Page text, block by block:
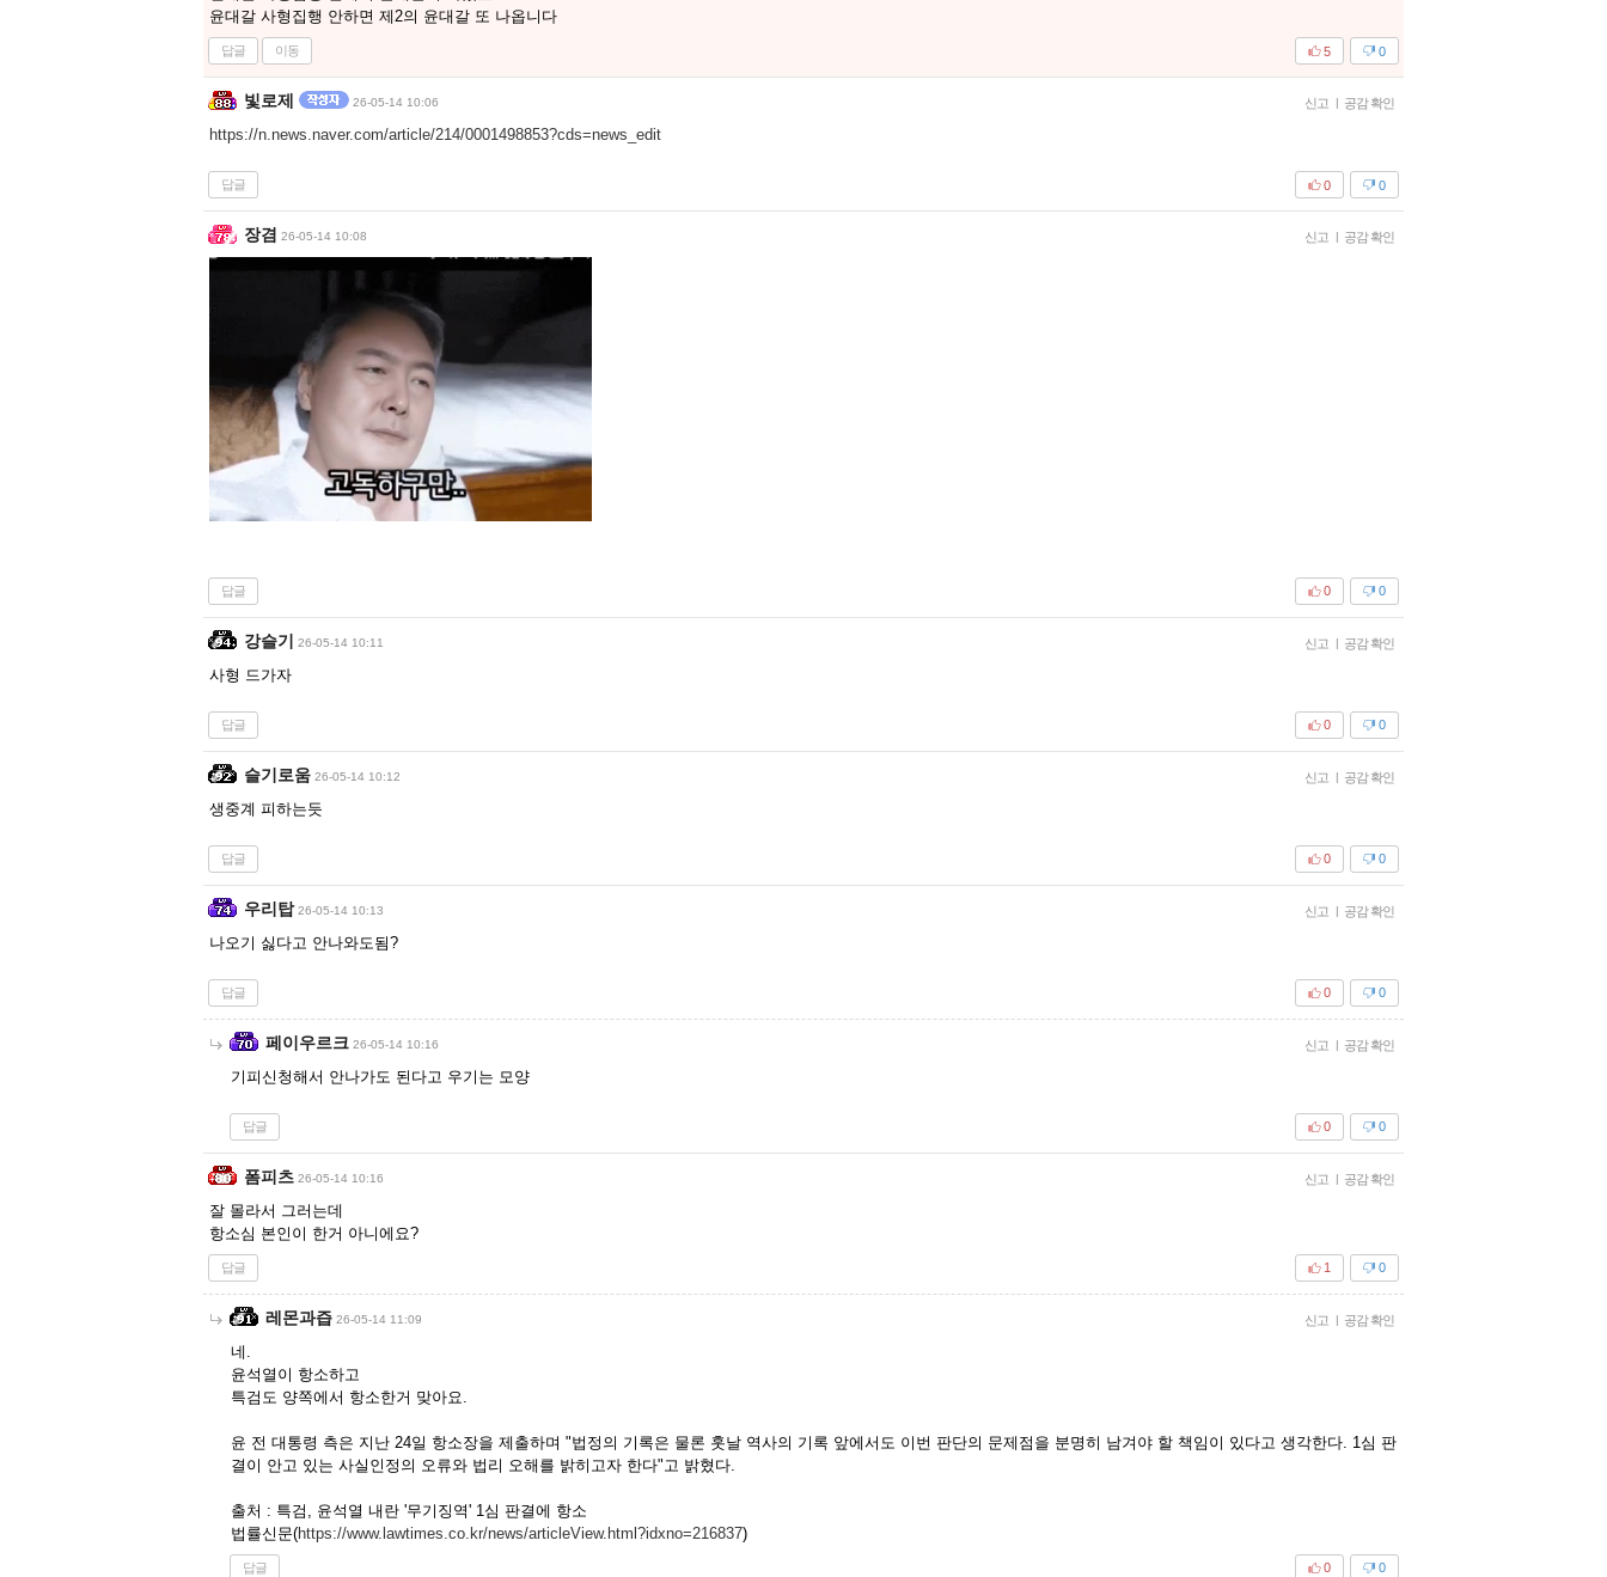
윤대갈 사형집행 안하면 제2의 윤대갈 또 나옵니다
답글 이동 0
5
빛로제 26-05-14 10:06 신고 | 공감 확인
https://n.news.naver.com/article/214/0001498853?cds=news_edit
답글 0
0
장겸 26-05-14 10:08 신고 | 공감 확인
답글 0
0
강슬기 26-05-14 10:11 신고 | 공감 확인
사형 드가자
답글 0
0
슬기로움 26-05-14 10:12 신고 | 공감 확인
생중계 피하는듯
답글 0
0
우리탑 26-05-14 10:13 신고 | 공감 확인
나오기 싫다고 안나와도됨?
답글 0
0
페이우르크 26-05-14 10:16 신고 | 공감 확인
기피신청해서 안나가도 된다고 우기는 모양
답글 0
0
폼피츠 26-05-14 10:16 신고 | 공감 확인
잘 몰라서 그러는데
항소심 본인이 한거 아니에요?
답글 0
1
레몬과즙 26-05-14 11:09 신고 | 공감 확인
네.
윤석열이 항소하고
특검도 양쪽에서 항소한거 맞아요.
윤 전 대통령 측은 지난 24일 항소장을 제출하며 "법정의 기록은 물론 훗날 역사의 기록 앞에서도 이번 판단의 문제점을 분명히 남겨야 할 책임이 있다고 생각한다. 1심 판
결이 안고 있는 사실인정의 오류와 법리 오해를 밝히고자 한다"고 밝혔다.
출처 : 특검, 윤석열 내란 '무기징역' 1심 판결에 항소
법률신문(https://www.lawtimes.co.kr/news/articleView.html?idxno=216837)
답글 0
0